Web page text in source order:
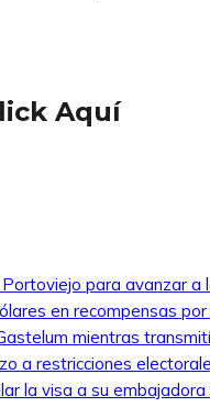
Aquí
para avanzar a
en recompensas
mientras
a restricciones
la visa a su